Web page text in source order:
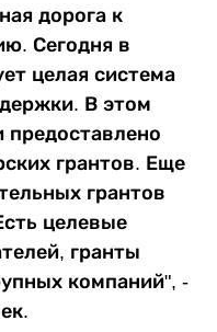
дорога к
Сегодня в
целая система
В этом
предоставлено
грантов. Еще
грантов
целевые
гранты
компаний", -